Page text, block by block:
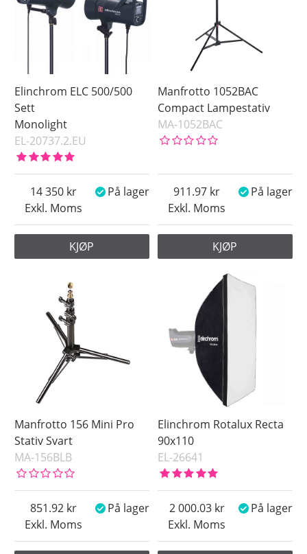
Elinchrom ELC 500/500
Sett
Monolight
EL-20737.2.EU
Exkl. Moms
14 350 På lager
KJØP
Manfrotto 1052BAC
Compact Lampestativ
MA-1052BAC
Exkl. Moms
911.97 På lager
KJØP
Manfrotto 156 Mini Pro
Stativ Svart
MA-156BLB
Exkl. Moms
851.92 På lager
Elinchrom Rotalux Recta
90x110
EL-26641
Exkl. Moms
2 000.03 På lager